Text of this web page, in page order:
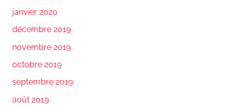
janvier 2020
décembre 2019
novembre 2019
octobre 2019
septembre 2019
août 2019